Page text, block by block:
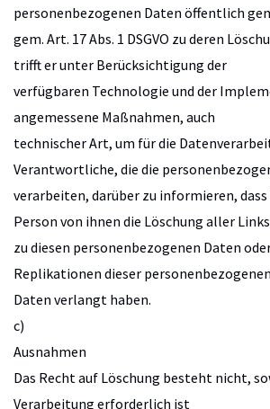
personenbezogenen Daten öffentlich
gem. Art. 17 Abs. 1 DSGVO zu deren
trifft er unter Berücksichtigung der
verfügbaren Technologie und der
angemessene Maßnahmen, auch
technischer Art, um für die
Verantwortliche, die die
verarbeiten, darüber zu informieren,
Person von ihnen die Löschung aller Links
zu diesen personenbezogenen Daten
Replikationen dieser personenbezogenen
Daten verlangt haben.
c)
Ausnahmen
Das Recht auf Löschung besteht nicht,
Verarbeitung erforderlich ist